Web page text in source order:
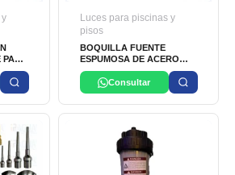
Luces para piscinas y
pisos
BOQUILLA FUENTE
ESPUMOSA DE ACERO
INOXIDABLE
Consultar